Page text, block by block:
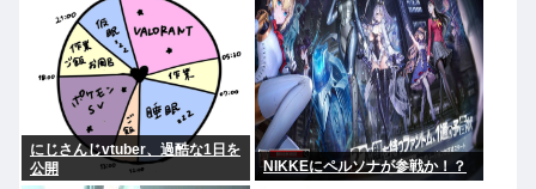
にじさんじvtuber、過酷な1日を
公開
NIKKEにペルソナが参戦か！？